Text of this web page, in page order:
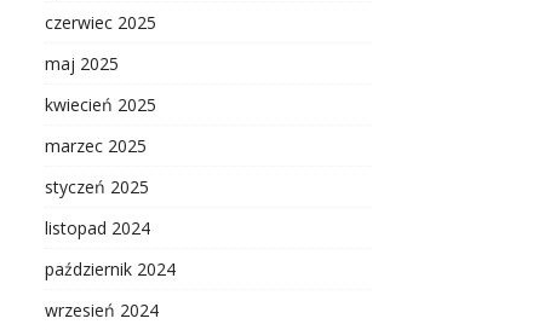
czerwiec 2025
maj 2025
kwiecień 2025
marzec 2025
styczeń 2025
listopad 2024
październik 2024
wrzesień 2024